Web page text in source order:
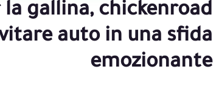
gallina, chickenroad
auto in una sfida
emozionante